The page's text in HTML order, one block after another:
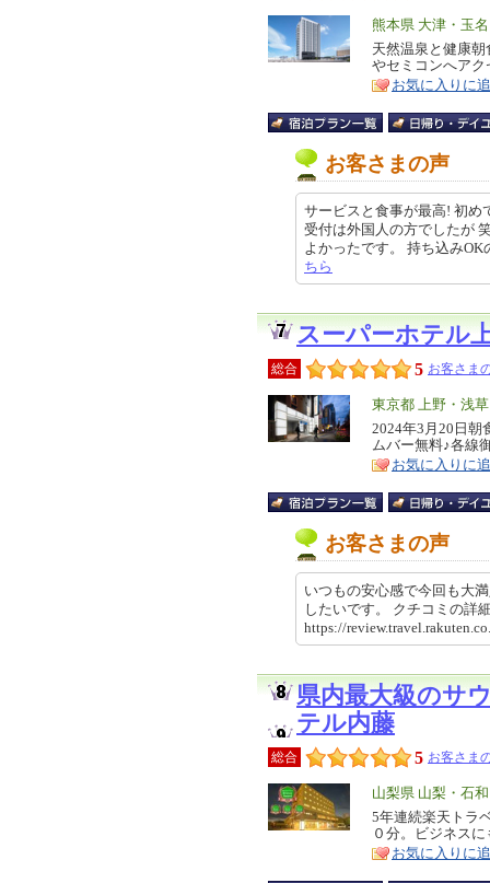
エ
リ
ア
熊本県 大津・玉
特
徴
天然温泉と健康
やセミコンへア
お気に入りに
お客さまの声
サービスと食事が最高! 初め
受付は外国人の方でしたが
よかったです。 持ち込み
ちら
スーパーホテル
総合 5 お客さま
エ
リ
ア
東京都 上野・浅
特
徴
2024年3月20日朝
ムバー無料♪各線
お気に入りに
お客さまの声
いつもの安心感で今回も大
したいです。 クチコミの
https://
県内最大級のサ
テル内藤
総合 5 お客さま
エ
リ
ア
山梨県 山梨・石
特
徴
5年連続楽天トラ
０分。ビジネス
お気に入りに